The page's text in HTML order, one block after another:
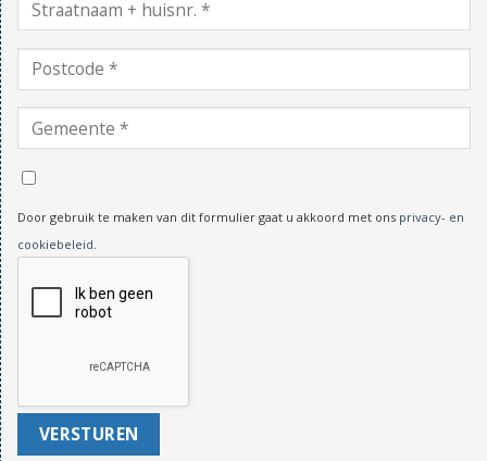
Door gebruik te maken van dit formulier gaat u akkoord met ons privacy- en
cookiebeleid.